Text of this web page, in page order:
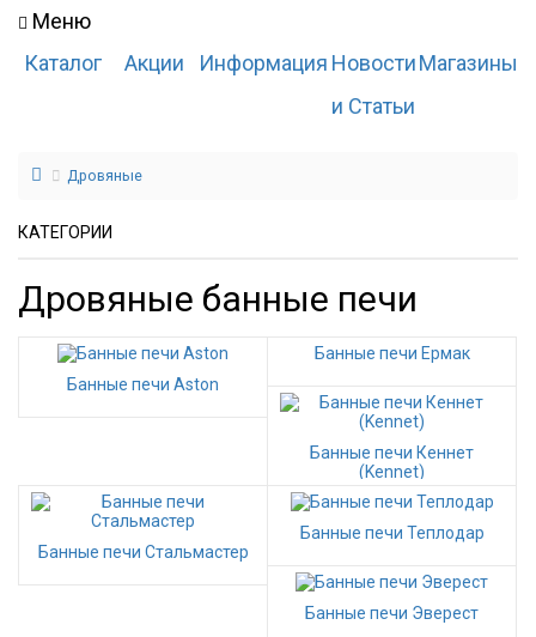
Меню
Каталог
Акции Информация Новости
и Статьи
Магазины
Дровяные
КАТЕГОРИИ
Дровяные банные печи
Банные печи Aston
Банные печи Ермак
Банные печи Кеннет
(Kennet)
Банные печи Стальмастер
Банные печи Теплодар
Банные печи Эверест